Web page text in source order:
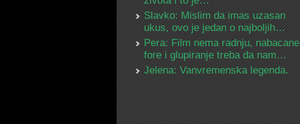
Slavko: Mislim da imas uzasan
ukus, ovo je jedan o najboljih…
Pera: Film nema radnju, nabacane
fore i glupiranje treba da nam…
Jelena: Vanvremenska legenda.